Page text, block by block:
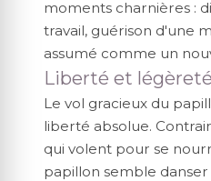
moments charnières :
travail, guérison d'une
assumé comme un
Liberté et légèreté
Le vol gracieux du
liberté absolue.
qui volent pour se
papillon semble danser